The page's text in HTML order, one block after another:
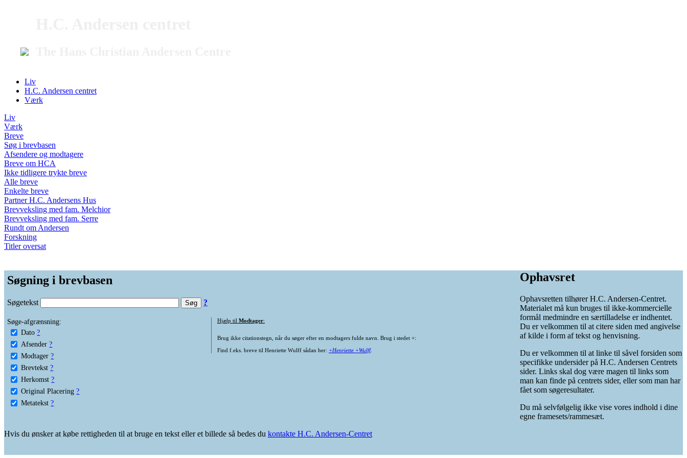
Liv
H.C. Andersen centret
Værk
Liv
Værk
Breve
Søg i brevbasen
Afsendere og modtagere
Breve om HCA
Ikke tidligere trykte breve
Alle breve
Enkelte breve
Partner H.C. Andersens Hus
Brevveksling med fam. Melchior
Brevveksling med fam. Serre
Rundt om Andersen
Forskning
Titler oversat
Søgning i brevbasen
Søgetekst ?
Søge-afgrænsning:
Dato ?
Afsender ?
Modtager ?
Brevtekst ?
Herkomst ?
Original Placering ?
Metatekst ?
Hjælp til Modtager:
Brug ikke citationstegn, når du søger efter en modtagers fulde navn. Brug i stedet +:
Find f.eks. breve til Henriette Wulff sådan her: +Henriette +Wulff.
Ophavsret
Ophavsretten tilhører H.C. Andersen-Centret.
Materialet må kun bruges til ikke-kommercielle
formål medmindre en særtilladelse er indhentet.
Du er velkommen til at citere siden med angivelse
af kilde i form af tekst og henvisning.
Du er velkommen til at linke til såvel forsiden som
specifikke undersider på H.C. Andersen Centrets
sider. Links skal dog være magen til links som
man kan finde på centrets sider, eller som man har
fået som søgeresultater.
Du må selvfølgelig ikke vise vores indhold i dine
egne framesets/rammesæt.
Hvis du ønsker at købe rettigheden til at bruge en tekst eller et billede så bedes du kontakte H.C. Andersen-Centret